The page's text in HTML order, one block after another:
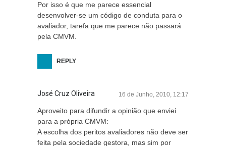
Por isso é que me parece essencial
desenvolver-se um código de conduta para o
avaliador, tarefa que me parece não passará
pela CMVM.
REPLY
José Cruz Oliveira 16 de Junho, 2010, 12:17
Aproveito para difundir a opinião que enviei
para a própria CMVM:
A escolha dos peritos avaliadores não deve ser
feita pela sociedade gestora, mas sim por